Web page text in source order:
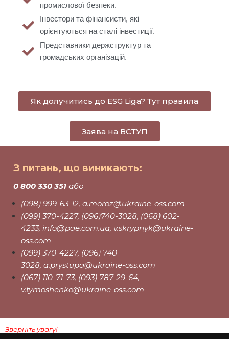
промислової безпеки.
Інвестори та фінансисти, які
орієнтуються на сталі інвестиції.
Представники держструктур та
громадських організацій.
Як долучитись до ESG Liga? Тут правила
Заява на ВСТУП
З питань, що виникають:
0 800 330 351 або
(098) 999-63-12, a.moroz@ukraine-oss.com
(099) 370-4227, (096)740-3028, (068) 602-
4233, info@pae.com.ua, v.skrypnyk@ukraine-
oss.com
(099) 370-4227, (096) 740-
3028, a.prystupa@ukraine-oss.com
(067) 110-71-73, (093) 787-29-64,
v.tymoshenko@ukraine-oss.com
Зверніть увагу!